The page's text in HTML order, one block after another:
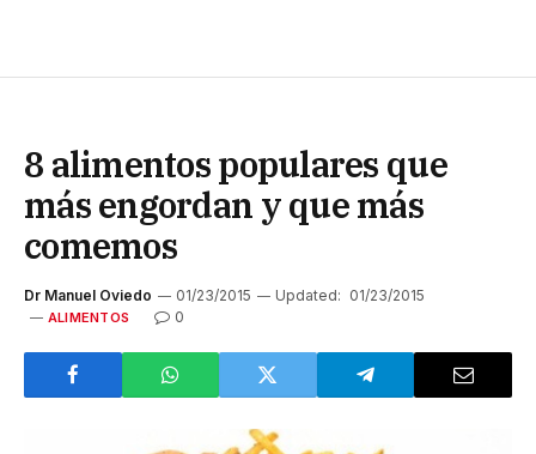
8 alimentos populares que
más engordan y que más
comemos
Dr Manuel Oviedo 01/23/2015 Updated: 01/23/2015
ALIMENTOS 0